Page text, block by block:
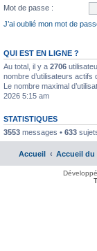
Mot de passe :
J’ai oublié mon mot de
QUI EST EN LIGNE ?
Au total, il y a 2706
nombre d’utilisateurs
Le nombre maximal
2026 5:15 am
STATISTIQUES
3553 messages • 633
Accueil Accueil du